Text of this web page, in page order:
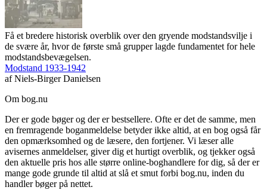
Få et bredere historisk overblik over den gryende modstandsvilje i
de svære år, hvor de første små grupper lagde fundamentet for hele
modstandsbevægelsen.
Modstand 1933-1942
afNiels-Birger Danielsen
Om bog.nu
Der er gode bøger og der er bestsellere. Ofte er det de samme, men
en fremragende boganmeldelse betyder ikke altid, at en bog også får
den opmærksomhed og de læsere, den fortjener. Vi læser alle
avisernes anmeldelser, giver dig et hurtigt overblik, og tjekker også
den aktuelle pris hos alle større online-boghandlere for dig, så der er
mange gode grunde til altid at slå et smut forbi bog.nu, inden du
handler bøger på nettet.